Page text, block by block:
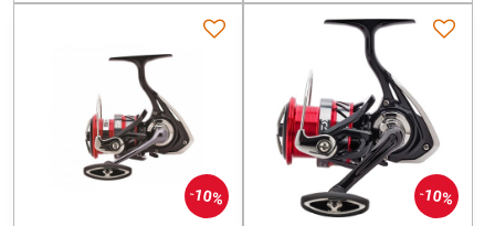
10% 10%